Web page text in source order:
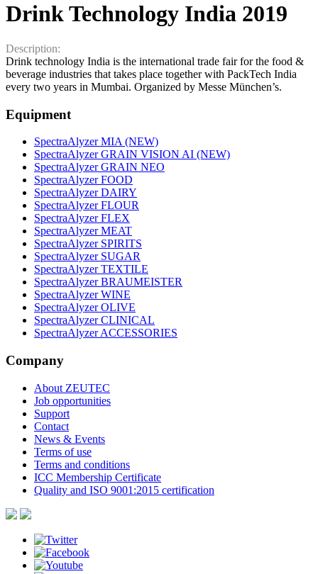
Drink Technology India 2019
Description:
Drink technology India is the international trade fair for the food &
beverage industries that takes place together with PackTech India
every two years in Mumbai. Organized by Messe München’s.
Equipment
SpectraAlyzer MIA (NEW)
SpectraAlyzer GRAIN VISION AI (NEW)
SpectraAlyzer GRAIN NEO
SpectraAlyzer FOOD
SpectraAlyzer DAIRY
SpectraAlyzer FLOUR
SpectraAlyzer FLEX
SpectraAlyzer MEAT
SpectraAlyzer SPIRITS
SpectraAlyzer SUGAR
SpectraAlyzer TEXTILE
SpectraAlyzer BRAUMEISTER
SpectraAlyzer WINE
SpectraAlyzer OLIVE
SpectraAlyzer CLINICAL
SpectraAlyzer ACCESSORIES
Company
About ZEUTEC
Job opportunities
Support
Contact
News & Events
Terms of use
Terms and conditions
ICC Membership Certificate
Quality and ISO 9001:2015 certification